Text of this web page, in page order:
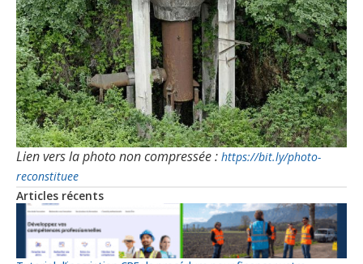
Lien vers la photo non compressée : https://bit.ly/photo-
reconstituee
Articles récents